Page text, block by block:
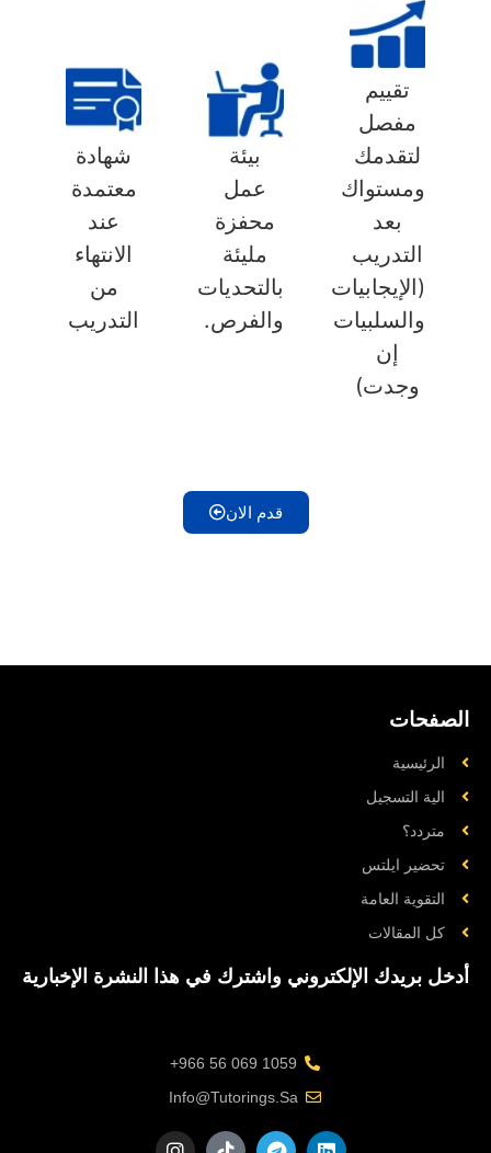
شهادة
معتمدة
عند
الانتهاء
من
التدريب
بيئة
عمل
محفزة
مليئة
بالتحديات
والفرص.
تقييم
مفصل
لتقدمك
ومستواك
بعد
التدريب
(الإيجابيات
والسلبيات
إن
وجدت)
قدم الان
الصفحات
الرئيسية
الية التسجيل
متردد؟
تحضیر ایلتس
التقوية العامة
کل المقالات
أدخل بريدك الإلكتروني واشترك في هذا النشرة الإخبارية
1059 069 56 966+
Info@tutorings.sa